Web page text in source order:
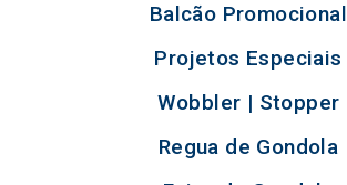
Balcão Promocional
Projetos Especiais
Wobbler | Stopper
Regua de Gondola